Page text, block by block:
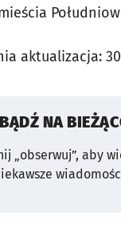
aktualizacja:
BĄDŹ NA
„obserwuj”, aby